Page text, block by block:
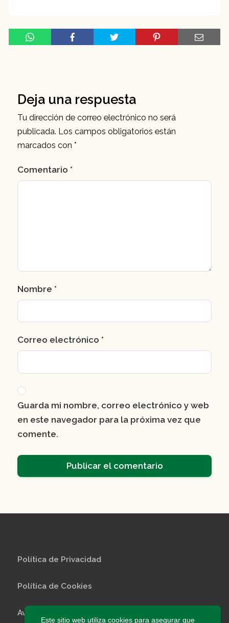
Deja una respuesta
Tu dirección de correo electrónico no será
publicada. Los campos obligatorios están
marcados con *
Comentario *
Nombre *
Correo electrónico *
Guarda mi nombre, correo electrónico y web
en este navegador para la próxima vez que
comente.
Política de Privacidad
Política de Cookies
Aviso Legal
Este sitio web utiliza cookies para asegurar que